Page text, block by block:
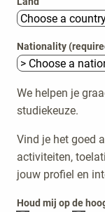
Nationality
We helpen je
studiekeuze.
Vind je het goed
activiteiten,
jouw profiel en
Houd mij op de